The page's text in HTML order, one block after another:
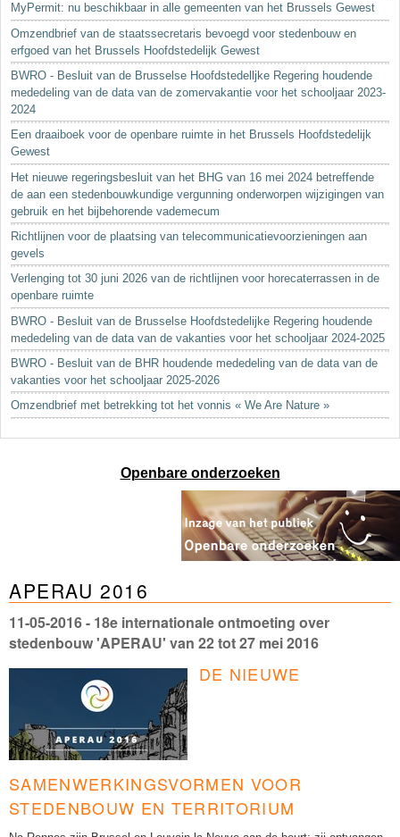
MyPermit: nu beschikbaar in alle gemeenten van het Brussels Gewest
Omzendbrief van de staatssecretaris bevoegd voor stedenbouw en
erfgoed van het Brussels Hoofdstedelijk Gewest
BWRO - Besluit van de Brusselse Hoofdstedelljke Regering houdende
mededeling van de data van de zomervakantie voor het schooljaar 2023-
2024
Een draaiboek voor de openbare ruimte in het Brussels Hoofdstedelijk
Gewest
Het nieuwe regeringsbesluit van het BHG van 16 mei 2024 betreffende
de aan een stedenbouwkundige vergunning onderworpen wijzigingen van
gebruik en het bijbehorende vademecum
Richtlijnen voor de plaatsing van telecommunicatievoorzieningen aan
gevels
Verlenging tot 30 juni 2026 van de richtlijnen voor horecaterrassen in de
openbare ruimte
BWRO - Besluit van de Brusselse Hoofdstedelijke Regering houdende
mededeling van de data van de vakanties voor het schooljaar 2024-2025
BWRO - Besluit van de BHR houdende mededeling van de data van de
vakanties voor het schooljaar 2025-2026
Omzendbrief met betrekking tot het vonnis « We Are Nature »
Openbare onderzoeken
APERAU 2016
11-05-2016- 18e internationale ontmoeting over
stedenbouw 'APERAU' van 22 tot 27 mei 2016
DE NIEUWE
SAMENWERKINGSVORMEN VOOR
STEDENBOUW EN TERRITORIUM